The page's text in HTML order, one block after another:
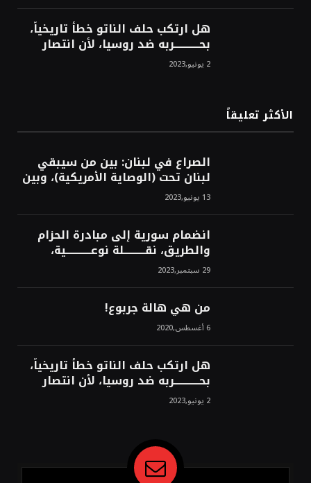
هل ارتكب حلف الناتو خطأً تاريخياً،
بحــــــــــــربه ضد روسيا، لأن انتصار
روسيا الحتمي، سيفتت الناتو!محمد
محسن 2 يونيو,2023
الأكثر تعليقاً
الصراع في لبنان: بين من سيبقي
لبنان تحت (الوصاية الأمريكية)، وبين
من سيخرج لبنان من النفق الغربي!
محمد محسن13 يونيو,2023
انضمام سورية إلى مبادرة الحزام
والطريق، نقــــــــــلة نوعــــــــــــية،
استراتيجية، تاريخية، نهائية، نحو
الشرق!محمد محسن29 سبتمبر,2023
من هي هالة جربوع!
6 أغسطس,2020
هل ارتكب حلف الناتو خطأً تاريخياً،
بحــــــــــــربه ضد روسيا، لأن انتصار
روسيا الحتمي، سيفتت الناتو!محمد
محسن 2 يونيو,2023